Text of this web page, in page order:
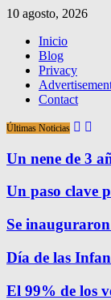
10 agosto, 2026
Inicio
Blog
Privacy
Contact
Últimas Noticias
Un nene de 3
Un paso clave
Se
Día de las
El 99% de los